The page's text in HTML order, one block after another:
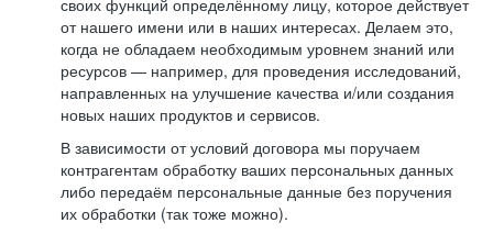
своих функций определённому лицу, которое действует
от нашего имени или в наших интересах. Делаем это,
когда не обладаем необходимым уровнем знаний или
ресурсов — например, для проведения исследований,
направленных на улучшение качества и/или создания
новых наших продуктов и сервисов.
В зависимости от условий договора мы поручаем
контрагентам обработку ваших персональных данных
либо передаём персональные данные без поручения
их обработки (так тоже можно).